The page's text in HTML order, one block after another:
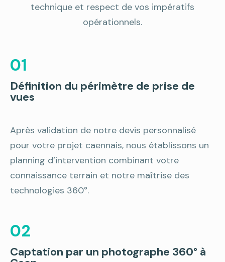
technique et respect de vos impératifs
opérationnels.
01
Définition du périmètre de prise de
vues
Après validation de notre devis personnalisé
pour votre projet caennais, nous établissons un
planning d’intervention combinant votre
connaissance terrain et notre maîtrise des
technologies 360°.
02
Captation par un photographe 360° à